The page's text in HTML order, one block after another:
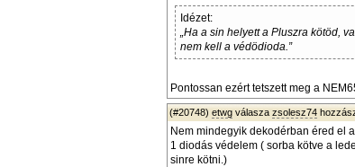
Idézet:
„Ha a sin helyett a Pluszra kötöd,
nem kell a védödioda.”
Pontossan ezért tetszett meg a
(#20748) etwg válasza zsolesz74
Nem mindegyik dekodérban éred el
1 diodás védelem ( sorba kötve a
sinre kötni.)